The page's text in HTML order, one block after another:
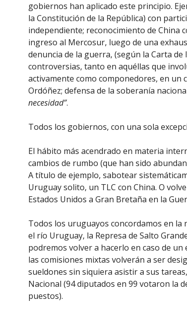
gobiernos han aplicado este principio.
la Constitución de la República) con
independiente; reconocimiento de China
ingreso al Mercosur, luego de una
denuncia de la guerra, (según la Carta
controversias, tanto en aquéllas que
activamente como componedores, en un
Ordóñez; defensa de la soberanía
necesidad”.
Todos los gobiernos, con una sola
El hábito más acendrado en materia
cambios de rumbo (que han sido
A título de ejemplo, sabotear
Uruguay solito, un TLC con China. O
Estados Unidos a Gran Bretaña en la
Todos los uruguayos concordamos en la
el río Uruguay, la Represa de Salto
podremos volver a hacerlo en caso de
las comisiones mixtas volverán a ser
sueldones sin siquiera asistir a sus
Nacional (94 diputados en 99 votaron la
puestos).